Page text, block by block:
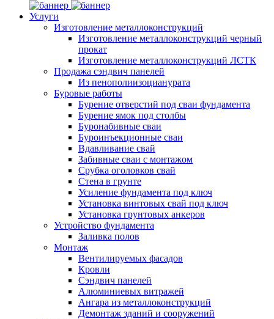
Услуги
Изготовление металлоконструкций
Изготовление металлоконструкций черный
прокат
Изготовление металлоконструкций ЛСТК
Продажа сэндвич панелей
Из пенополиизоцианурата
Буровые работы
Бурение отверстий под сваи фундамента
Бурение ямок под столбы
Буронабивные сваи
Буроинъекционные сваи
Вдавливание свай
Забивные сваи с монтажом
Срубка оголовков свай
Стена в грунте
Усиление фундамента под ключ
Установка винтовых свай под ключ
Установка грунтовых анкеров
Устройство фундамента
Заливка полов
Монтаж
Вентилируемых фасадов
Кровли
Сэндвич панелей
Алюминиевых витражей
Ангара из металлоконструкций
Демонтаж зданий и сооружений